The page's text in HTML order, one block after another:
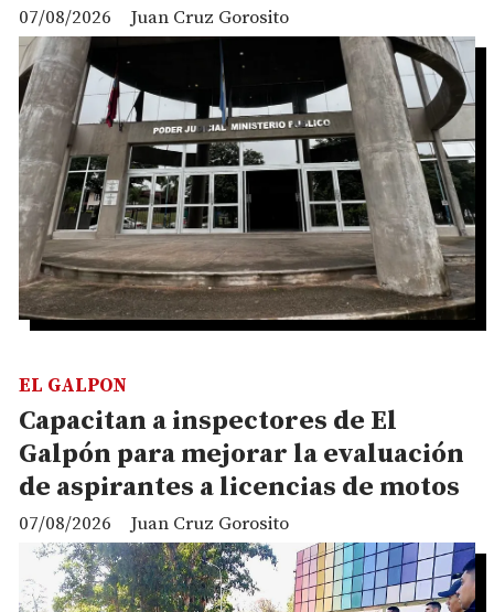
Juan Cruz Gorosito
07/08/2026
Capacitan a inspectores de El
Galpón para mejorar la evaluación
de aspirantes a licencias de motos
Juan Cruz Gorosito
EL GALPON
07/08/2026